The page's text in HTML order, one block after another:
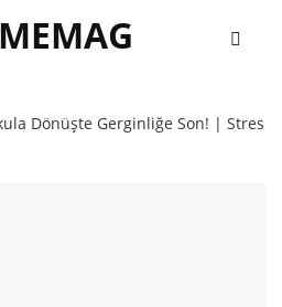
Dönüşte Gerginliğe Son! | Stres